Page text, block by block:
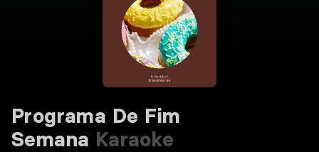
Programa De Fim
Semana Karaoke